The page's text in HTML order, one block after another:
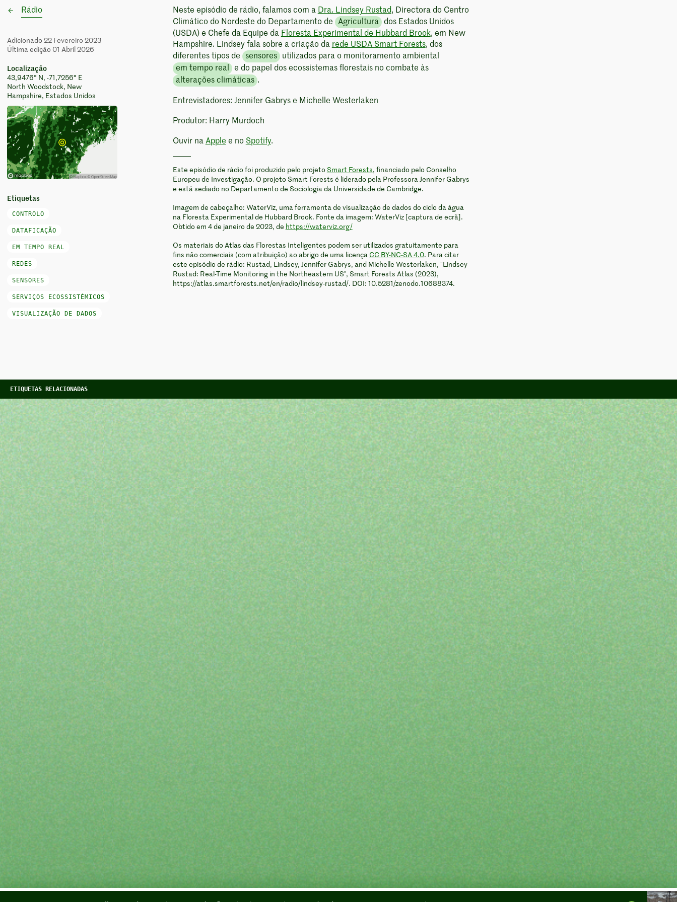
Rádio
Adicionado 22 Fevereiro 2023
Última edição 01 Abril 2026
Localização
43,9476° N, -71,7256° E
North Woodstock, New
Hampshire, Estados Unidos
Etiquetas
CONTROLO
DATAFICAÇÃO
EM TEMPO REAL
REDES
SENSORES
SERVIÇOS ECOSSISTÉMICOS
VISUALIZAÇÃO DE DADOS
Neste episódio de rádio, falamos com a Dra. Lindsey Rustad, Directora do Centro
Climático do Nordeste do Departamento de
Agricultura dos Estados Unidos
(USDA) e Chefe da Equipe da Floresta Experimental de Hubbard Brook, em New
Hampshire. Lindsey fala sobre a criação da rede USDA Smart Forests, dos
diferentes tipos de
sensores utilizados para o monitoramento ambiental
em tempo real
e do papel dos ecossistemas florestais no combate às
alterações climáticas .
Entrevistadores: Jennifer Gabrys e Michelle Westerlaken
Produtor: Harry Murdoch
Ouvir na Apple e no Spotify.
Este episódio de rádio foi produzido pelo projeto Smart Forests, financiado pelo Conselho
Europeu de Investigação. O projeto Smart Forests é liderado pela Professora Jennifer Gabrys
e está sediado no Departamento de Sociologia da Universidade de Cambridge.
Imagem de cabeçalho: WaterViz, uma ferramenta de visualização de dados do ciclo da água
na Floresta Experimental de Hubbard Brook. Fonte da imagem: WaterViz [captura de ecrã].
Obtido em 4 de janeiro de 2023, de https://waterviz.org/
Os materiais do Atlas das Florestas Inteligentes podem ser utilizados gratuitamente para
fins não comerciais (com atribuição) ao abrigo de uma licença CC BY-NC-SA 4.0. Para citar
este episódio de rádio: Rustad, Lindsey, Jennifer Gabrys, and Michelle Westerlaken, "Lindsey
Rustad: Real-Time Monitoring in the Northeastern US", Smart Forests Atlas (2023),
https://atlas.smartforests.net/en/radio/lindsey-rustad/. DOI: 10.5281/zenodo.10688374.
ETIQUETAS RELACIONADAS